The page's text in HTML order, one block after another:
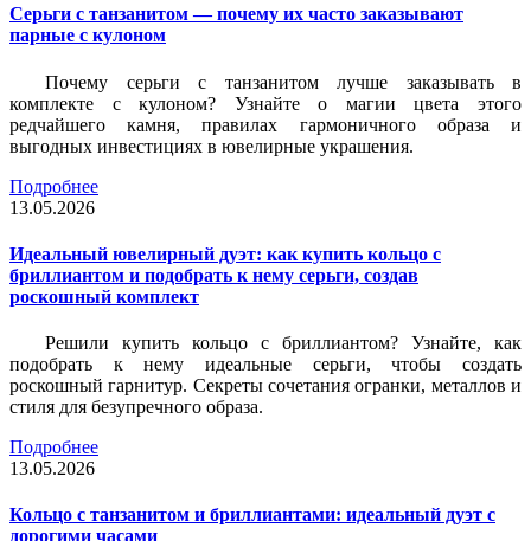
Серьги с танзанитом — почему их часто заказывают
парные с кулоном
Почему серьги с танзанитом лучше заказывать в
комплекте с кулоном? Узнайте о магии цвета этого
редчайшего камня, правилах гармоничного образа и
выгодных инвестициях в ювелирные украшения.
Подробнее
13.05.2026
Идеальный ювелирный дуэт: как купить кольцо с
бриллиантом и подобрать к нему серьги, создав
роскошный комплект
Решили купить кольцо с бриллиантом? Узнайте, как
подобрать к нему идеальные серьги, чтобы создать
роскошный гарнитур. Секреты сочетания огранки, металлов и
стиля для безупречного образа.
Подробнее
13.05.2026
Кольцо с танзанитом и бриллиантами: идеальный дуэт с
дорогими часами